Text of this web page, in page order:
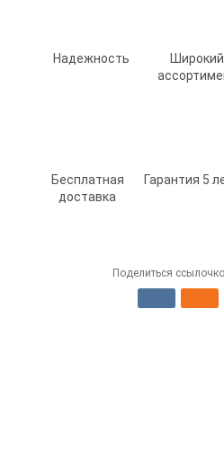
Надежность
Широкий
Бесплатная
доставка
Гарантия 5
Поделиться